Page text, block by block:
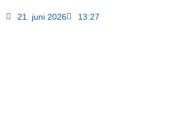
21. juni 2026 13:27